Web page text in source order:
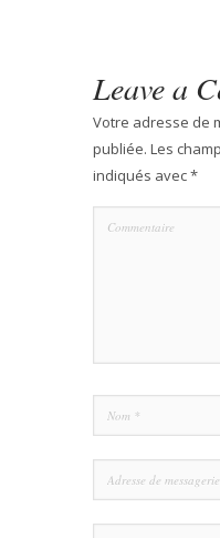
Leave a
Votre adresse de
publiée. Les
indiqués avec*